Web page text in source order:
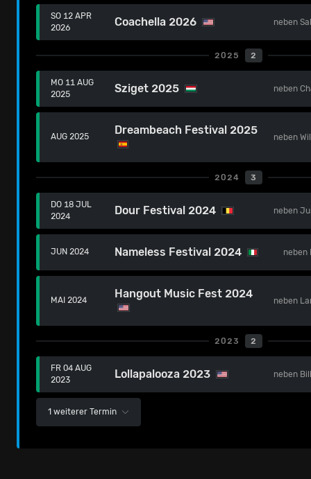
SO 12 APR
2026
Coachella 2026 neben
2025 2
MO 11 AUG
2025
Sziget 2025 neben
AUG 2025
Dreambeach Festival 2025
neben
2024 3
DO 18 JUL
2024
Dour Festival 2024 neben
JUN 2024 Nameless Festival 2024 neben
MAI 2024
Hangout Music Fest 2024
neben
2023 2
FR 04 AUG
2023
Lollapalooza 2023 neben
1 weiterer Termin